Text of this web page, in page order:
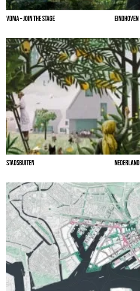
VDMA – JOIN THE STAGE EINDHOVEN
STADSBUITEN NEDERLAND